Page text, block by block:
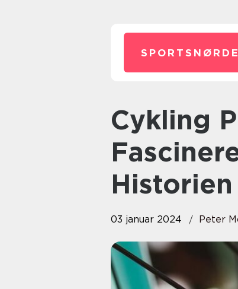
Cykling Paris-Nice: En
Historien
03 januar 2024 Peter